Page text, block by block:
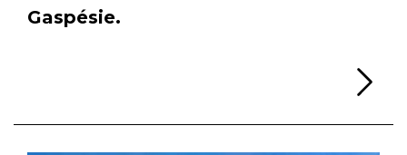
Gaspésie.